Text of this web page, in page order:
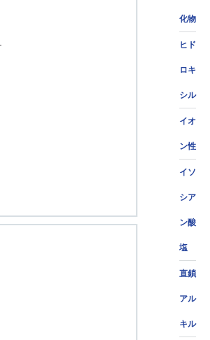
化物
ヒド
ロキ
シル
イオ
ン性
イソ
シア
ン酸
塩
直鎖
アル
キル